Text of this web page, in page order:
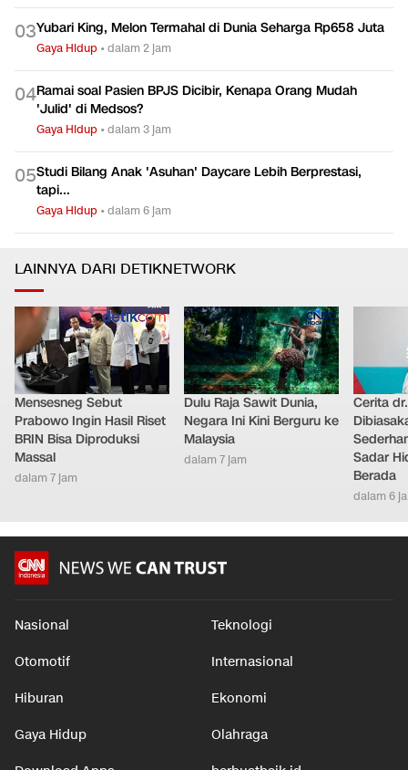
03Yubari King, Melon Termahal di Dunia Seharga Rp658 Juta
Gaya Hidup •dalam 2 jam
04Ramai soal Pasien BPJS Dicibir, Kenapa Orang Mudah
'Julid' di Medsos?
Gaya Hidup •dalam 3 jam
05Studi Bilang Anak 'Asuhan' Daycare Lebih Berprestasi,
tapi...
Gaya Hidup •dalam 6 jam
LAINNYA DARI DETIKNETWORK
Mensesneg Sebut
Prabowo Ingin Hasil Riset
BRIN Bisa Diproduksi
Massal
dalam 7 jam
Dulu Raja Sawit Dunia,
Negara Ini Kini Berguru ke
Malaysia
dalam 7 jam
Cerita
Sadar
Berada
dalam 6
Nasional Teknologi
Otomotif Internasional
Hiburan Ekonomi
Gaya Hidup Olahraga